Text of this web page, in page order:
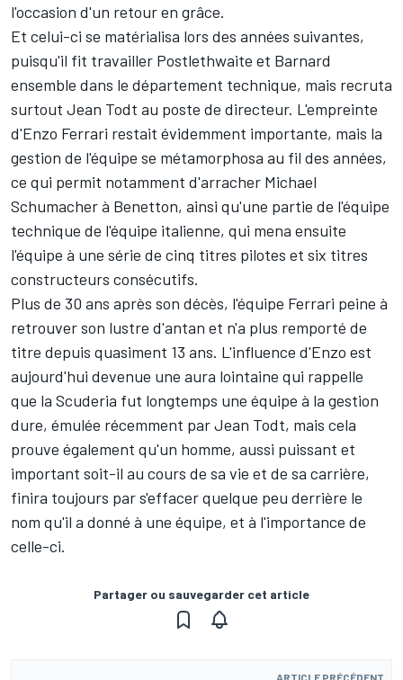
l'occasion d'un retour en grâce.
Et celui-ci se matérialisa lors des années suivantes,
puisqu'il fit travailler Postlethwaite et Barnard
ensemble dans le département technique, mais recruta
surtout Jean Todt au poste de directeur. L'empreinte
d'Enzo Ferrari restait évidemment importante, mais la
gestion de l'équipe se métamorphosa au fil des années,
ce qui permit notamment d'arracher Michael
Schumacherà Benetton, ainsi qu'une partie de l'équipe
technique de l'équipe italienne, qui mena ensuite
l'équipe à une série de cinq titres pilotes et six titres
constructeurs consécutifs.
Plus de 30 ans après son décès, l'équipe Ferrari peine à
retrouver son lustre d'antan et n'a plus remporté de
titre depuis quasiment 13 ans. L'influence d'Enzo est
aujourd'hui devenue une aura lointaine qui rappelle
que la Scuderia fut longtemps une équipe à la gestion
dure, émulée récemment par Jean Todt, mais cela
prouve également qu'un homme, aussi puissant et
important soit-il au cours de sa vie et de sa carrière,
finira toujours par s'effacer quelque peu derrière le
nom qu'il a donné à une équipe, et à l'importance de
celle-ci.
Partager ou sauvegarder cet article
ARTICLE PRÉCÉDENT